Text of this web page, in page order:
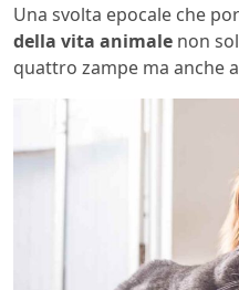
Una svolta epocale che
della vita animale non
quattro zampe ma anche